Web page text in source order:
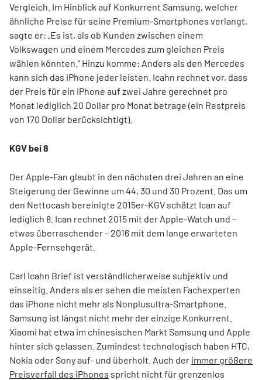
Vergleich. Im Hinblick auf Konkurrent Samsung, welcher
ähnliche Preise für seine Premium-Smartphones verlangt,
sagte er: „Es ist, als ob Kunden zwischen einem
Volkswagen und einem Mercedes zum gleichen Preis
wählen könnten.“ Hinzu komme: Anders als den Mercedes
kann sich das iPhone jeder leisten. Icahn rechnet vor, dass
der Preis für ein iPhone auf zwei Jahre gerechnet pro
Monat lediglich 20 Dollar pro Monat betrage (ein Restpreis
von 170 Dollar berücksichtigt).
KGV bei 8
Der Apple-Fan glaubt in den nächsten drei Jahren an eine
Steigerung der Gewinne um 44, 30 und 30 Prozent. Das um
den Nettocash bereinigte 2015er-KGV schätzt Ican auf
lediglich 8. Ican rechnet 2015 mit der Apple-Watch und –
etwas überraschender – 2016 mit dem lange erwarteten
Apple-Fernsehgerät.
Carl Icahn Brief ist verständlicherweise subjektiv und
einseitig. Anders als er sehen die meisten Fachexperten
das iPhone nicht mehr als Nonplusultra-Smartphone.
Samsung ist längst nicht mehr der einzige Konkurrent.
Xiaomi hat etwa im chinesischen Markt Samsung und Apple
hinter sich gelassen. Zumindest technologisch haben HTC,
Nokia oder Sony auf- und überholt. Auch der immer größere
Preisverfall des iPhones spricht nicht für grenzenlos